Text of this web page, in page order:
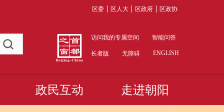
区委 区人大 区政府 区政协
访问我的专属空间 智能问答
长者版 无障碍 ENGLISH
政民互动 走进朝阳